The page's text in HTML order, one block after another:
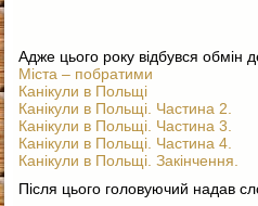
Адже цього року відбувся обмін
Міста – побратими
Канікули в Польщі
Канікули в Польщі. Частина 2.
Канікули в Польщі. Частина 3.
Канікули в Польщі. Частина 4.
Канікули в Польщі. Закінчення.
Після цього головуючий надав